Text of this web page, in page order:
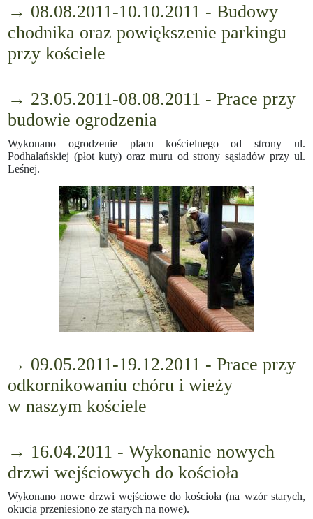
→ 08.08.2011-10.10.2011 - Budowy
chodnika oraz powiększenie parkingu
przy kościele
→ 23.05.2011-08.08.2011 - Prace przy
budowie ogrodzenia
Wykonano ogrodzenie placu kościelnego od strony ul.
Podhalańskiej (płot kuty) oraz muru od strony sąsiadów przy ul.
Leśnej.
→ 09.05.2011-19.12.2011 - Prace przy
odkornikowaniu chóru i wieży
w naszym kościele
→ 16.04.2011 - Wykonanie nowych
drzwi wejściowych do kościoła
Wykonano nowe drzwi wejściowe do kościoła (na wzór starych,
okucia przeniesiono ze starych na nowe).